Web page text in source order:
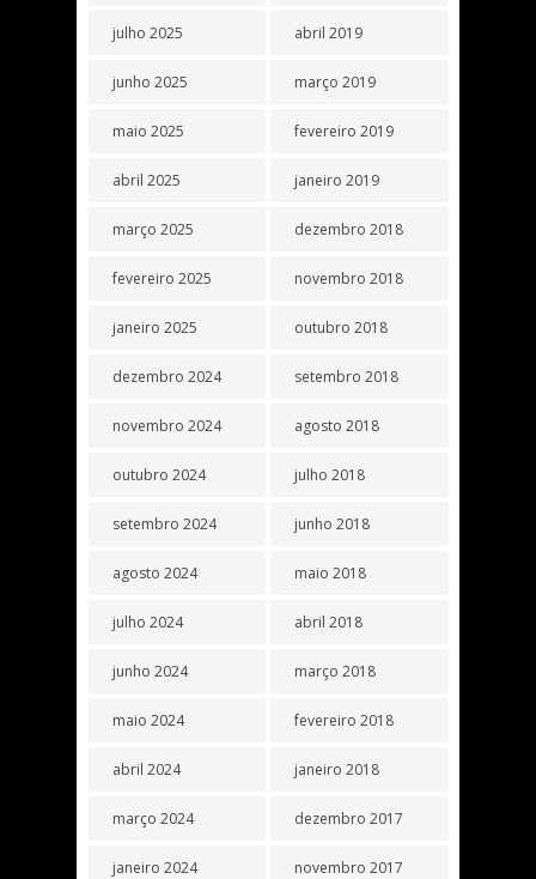
julho 2025
junho 2025
maio 2025
abril 2025
março 2025
fevereiro 2025
janeiro 2025
dezembro 2024
novembro 2024
outubro 2024
setembro 2024
agosto 2024
julho 2024
junho 2024
maio 2024
abril 2024
março 2024
janeiro 2024
abril 2019
março 2019
fevereiro 2019
janeiro 2019
dezembro 2018
novembro 2018
outubro 2018
setembro 2018
agosto 2018
julho 2018
junho 2018
maio 2018
abril 2018
março 2018
fevereiro 2018
janeiro 2018
dezembro 2017
novembro 2017